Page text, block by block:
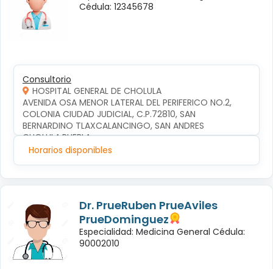
Cédula: 12345678
Consultorio
HOSPITAL GENERAL DE CHOLULA
AVENIDA OSA MENOR LATERAL DEL PERIFERICO NO.2,
COLONIA CIUDAD JUDICIAL, C.P.72810, SAN
BERNARDINO TLAXCALANCINGO, SAN ANDRES
CHOLULA,PUEBLA
Horarios disponibles
Dr. PrueRuben PrueAviles
PrueDominguez
Especialidad: Medicina General Cédula:
90002010